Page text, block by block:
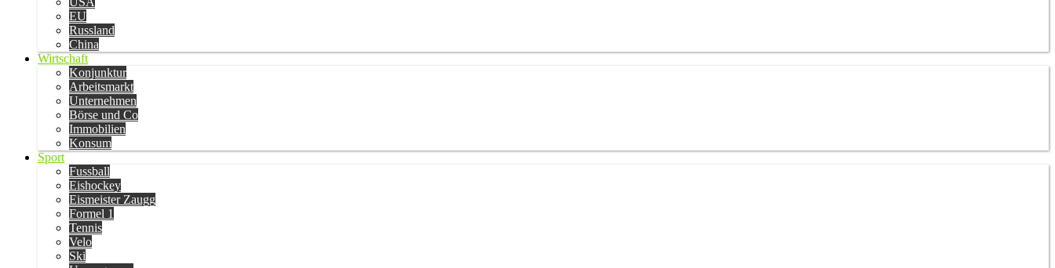
EU
Russland
China
Wirtschaft
Konjunktur
Arbeitsmarkt
Unternehmen
Börse und Co
Immobilien
Konsum
Sport
Fussball
Eishockey
Eismeister Zaugg
Formel 1
Tennis
Velo
Ski